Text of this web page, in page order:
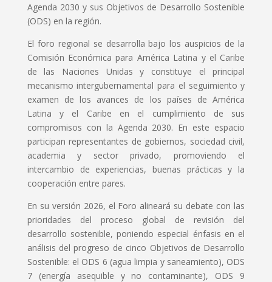
Agenda 2030 y sus Objetivos de Desarrollo Sostenible
(ODS) en la región.
El foro regional se desarrolla bajo los auspicios de la
Comisión Económica para América Latina y el Caribe
de las Naciones Unidas y constituye el principal
mecanismo intergubernamental para el seguimiento y
examen de los avances de los países de América
Latina y el Caribe en el cumplimiento de sus
compromisos con la Agenda 2030. En este espacio
participan representantes de gobiernos, sociedad civil,
academia y sector privado, promoviendo el
intercambio de experiencias, buenas prácticas y la
cooperación entre pares.
En su versión 2026, el Foro alineará su debate con las
prioridades del proceso global de revisión del
desarrollo sostenible, poniendo especial énfasis en el
análisis del progreso de cinco Objetivos de Desarrollo
Sostenible: el ODS 6 (agua limpia y saneamiento), ODS
7 (energía asequible y no contaminante), ODS 9